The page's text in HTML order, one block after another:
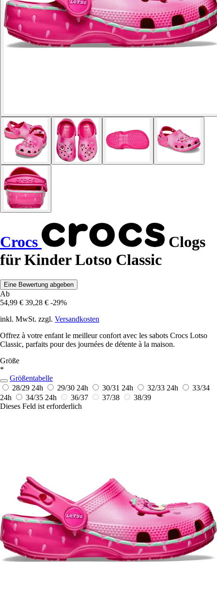
Crocs
Clogs
für Kinder Lotso Classic
Eine Bewertung abgeben
Ab
54,99 € 39,28 € -29%
inkl. MwSt. zzgl. Versandkosten
Offrez à votre enfant le meilleur confort avec les sabots Crocs Lotso
Classic, parfaits pour des journées de détente à la maison.
Größe
*
Größentabelle
28/29 24h 29/30 24h 30/31 24h 32/33 24h
33/34
24h
34/35 24h 36/37 37/38
38/39
Dieses Feld ist erforderlich